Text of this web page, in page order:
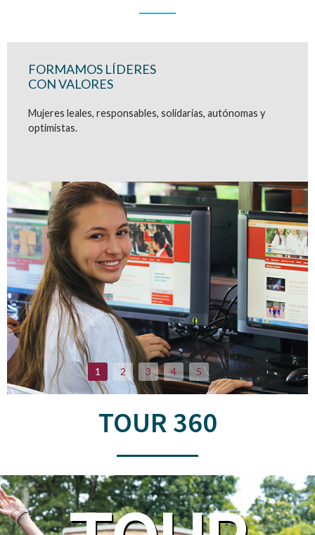
FORMAMOS LÍDERES
CON VALORES
Mujeres leales, responsables, solidarias, autónomas y
optimistas.
1 2 3 4 5
TOUR 360